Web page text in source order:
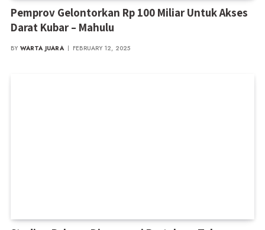
Pemprov Gelontorkan Rp 100 Miliar Untuk Akses
Darat Kubar – Mahulu
BY WARTA JUARA FEBRUARY 12, 2025